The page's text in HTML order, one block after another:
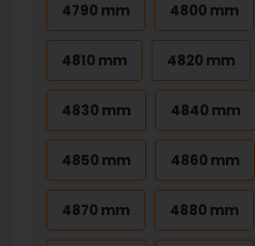
4790 mm 4800 mm
4810 mm 4820 mm
4830 mm 4840 mm
4850 mm 4860 mm
4870 mm 4880 mm